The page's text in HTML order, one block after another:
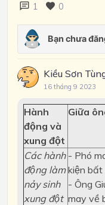
1 0
Kiều Sơn
16 tháng 9 2023
Hành
động và
xung đột
Giữa
Các hành
động làm
nảy sinh
xung đột
- Phó
kiện bất
- Ông
may về